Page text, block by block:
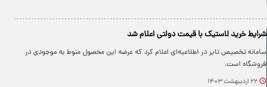
شرایط خرید لاستیک با قیمت دولتی اعلام شد
سامانه تخصیص تایر در اطلاعیه‌ای اعلام کرد که عرضه این محصول منوط به موجودی در
فروشگاه است.
۲۲ اردیبهشت ۱۴۰۳